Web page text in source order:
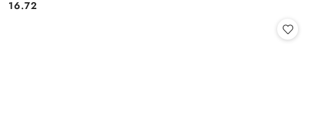
Cena:
16.72